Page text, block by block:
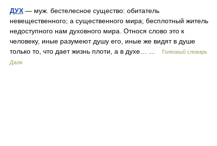
ДУХ — муж. бестелесное существо: обитатель
невещественного; а существенного мира; бесплотный житель
недоступного нам духовного мира. Относя слово это к
человеку, иные разумеют душу его, иные же видят в душе
только то, что дает жизнь плоти, а в духе… …
Толковый словарь
Даля